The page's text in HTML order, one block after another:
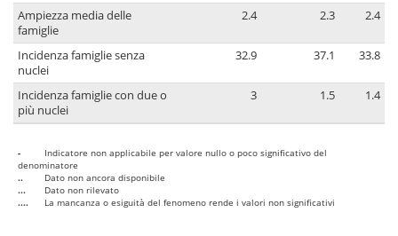
Ampiezza media delle
famiglie
2.4 2.3 2.4
Incidenza famiglie senza
nuclei
32.9 37.1 33.8
Incidenza famiglie con due o
più nuclei
3 1.5 1.4
-
Indicatore non applicabile per valore nullo o poco significativo del
denominatore
..
Dato non ancora disponibile
...
Dato non rilevato
....
La mancanza o esiguità del fenomeno rende i valori non significativi